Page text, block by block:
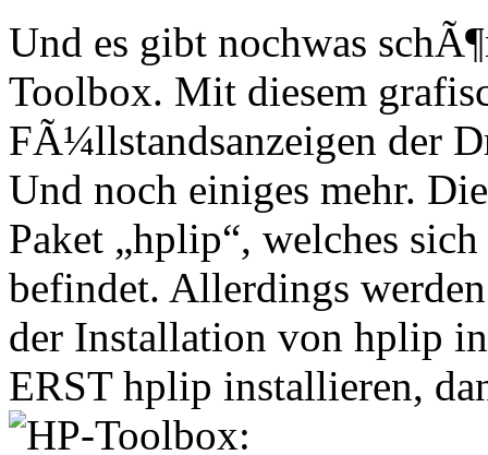
Und es gibt nochwas
Toolbox. Mit diesem
FÃ¼llstandsanzeigen der
Und noch einiges mehr.
Paket „hplip“, welches
befindet. Allerdings
der Installation von hplip
ERST hplip installieren,